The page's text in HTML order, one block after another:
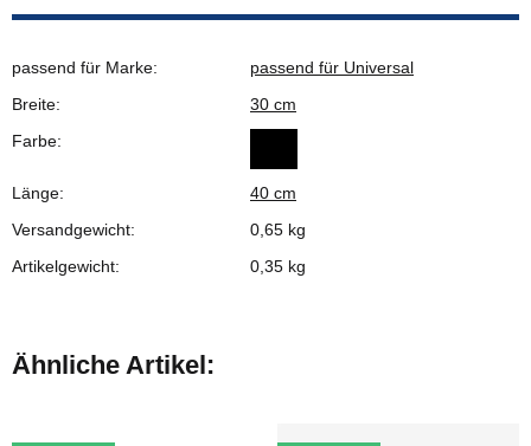
passend für Marke:
passend für Universal
Breite:
30 cm
Farbe:
Länge:
40 cm
Versandgewicht:
0,65 kg
Artikelgewicht:
0,35 kg
Ähnliche Artikel: